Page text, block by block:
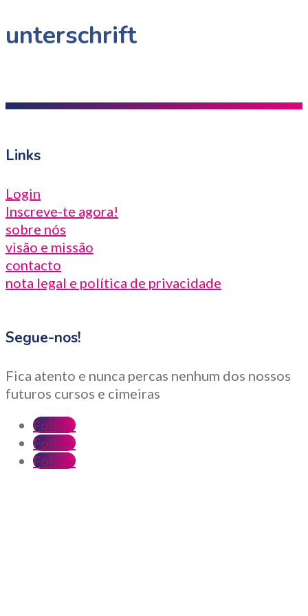
unterschrift
Links
Login
Inscreve-te agora!
sobre nós
visão e missão
contacto
nota legal e política de privacidade
Segue-nos!
Fica atento e nunca percas nenhum dos nossos
futuros cursos e cimeiras
Follow
Follow
Follow